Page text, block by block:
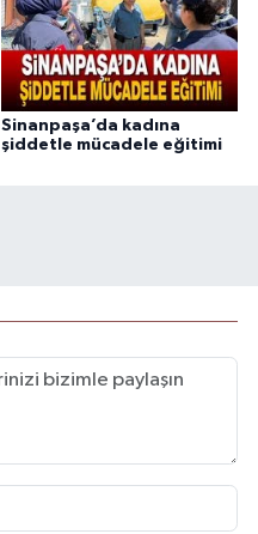
Sinanpaşa’da kadına
şiddetle mücadele eğitimi